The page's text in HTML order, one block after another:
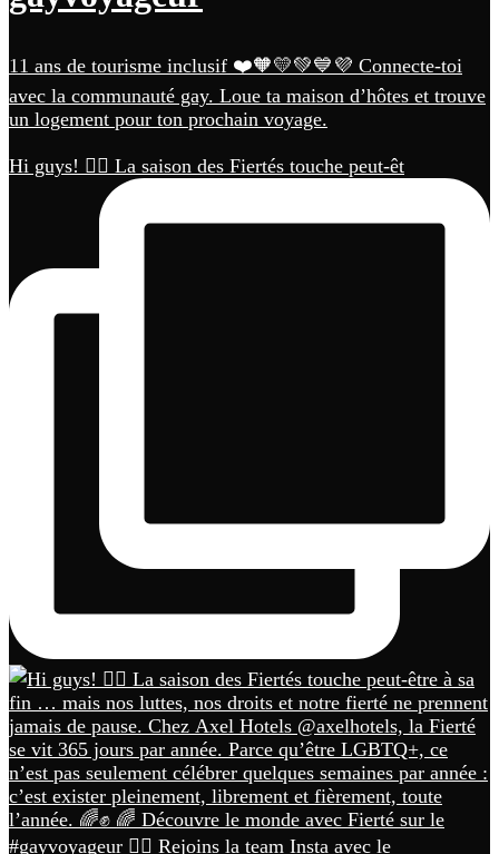
11 ans de tourisme inclusif ❤️🧡💛💚💙💜 Connecte-toi
avec la communauté gay. Loue ta maison d’hôtes et trouve
un logement pour ton prochain voyage.
Hi guys! 🏳️‍🌈 La saison des Fiertés touche peut-êt